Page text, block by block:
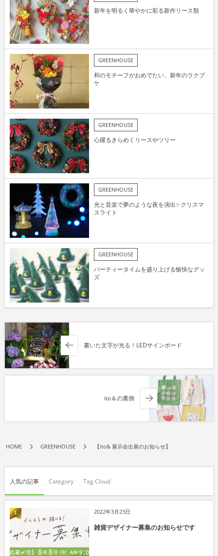
新年を明るく華やかに彩る新作リース類
GREENHOUSE
和のモチーフがおめでたい、新年のラクブ
ケ
GREENHOUSE
心躍るきらめくリースやツリー
GREENHOUSE
光と音楽で夢のような夜を演出✨クリスマ
スライト
GREENHOUSE
パーティータイムを盛り上げる愉快なグッ
ズ
書いた文字が光る！LEDサインボード
ito＆の裏側
HOME GREENHOUSE 【ito& 展示会出展のお知らせ】
人気の記事 Category Tag Cloud
2022年3月23日
雑貨デザイナー募集のお知らせです
1